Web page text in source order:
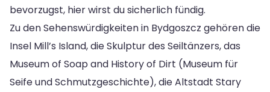
bevorzugst, hier wirst du sicherlich fündig.
Zu den Sehenswürdigkeiten in Bydgoszcz gehören die
Insel Mill’s Island, die Skulptur des Seiltänzers, das
Museum of Soap and History of Dirt (Museum für
Seife und Schmutzgeschichte), die Altstadt Stary